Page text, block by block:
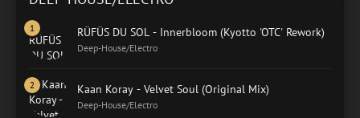
RÜFÜS DU SOL - Innerbloom (Kyotto 'OTC' Rework)
Deep-House/Electro
Kaan Koray - Velvet Soul (Original Mix)
Deep-House/Electro